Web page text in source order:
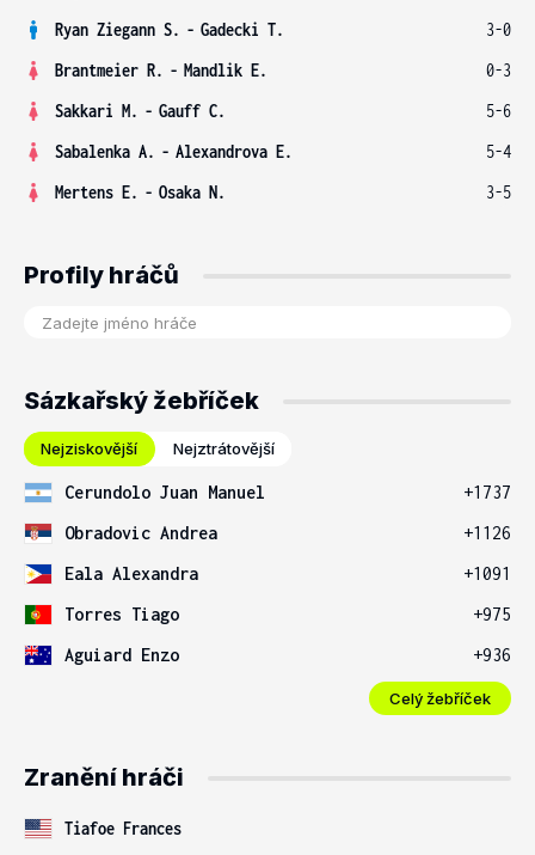
Ryan Ziegann S. - Gadecki T.
3-0
Brantmeier R. - Mandlik E.
0-3
Sakkari M. - Gauff C.
5-6
Sabalenka A. - Alexandrova E.
5-4
Mertens E. - Osaka N. 3-5
Profily hráčů
Sázkařský žebříček
Nejziskovější Nejztrátovější
Cerundolo Juan Manuel
+1737
Obradovic Andrea
+1126
Eala Alexandra
+1091
Torres Tiago
+975
Aguiard Enzo
+936
Celý žebříček
Zranění hráči
Tiafoe Frances